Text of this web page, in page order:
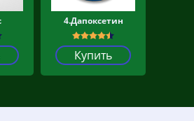
4.Дапоксетин
Купить